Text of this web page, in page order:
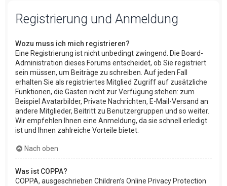
Registrierung und Anmeldung
Wozu muss ich mich registrieren?
Eine Registrierung ist nicht unbedingt zwingend. Die Board-
Administration dieses Forums entscheidet, ob Sie registriert
sein müssen, um Beiträge zu schreiben. Auf jeden Fall
erhalten Sie als registriertes Mitglied Zugriff auf zusätzliche
Funktionen, die Gästen nicht zur Verfügung stehen: zum
Beispiel Avatarbilder, Private Nachrichten, E-Mail-Versand an
andere Mitglieder, Beitritt zu Benutzergruppen und so weiter.
Wir empfehlen Ihnen eine Anmeldung, da sie schnell erledigt
ist und Ihnen zahlreiche Vorteile bietet.
Nach oben
Was ist COPPA?
COPPA, ausgeschrieben Children’s Online Privacy Protection